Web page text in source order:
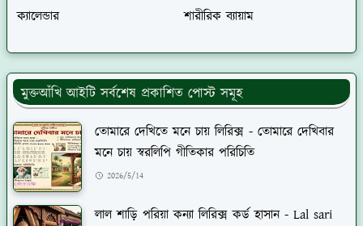
ক্যালেন্ডার
শারীরিক ব্যায়াম
মুক্তআঁখি আইটি সর্বশেষ প্রকাশিত পোস্ট সমূহ
তোমারে দেখিতে মনে চায় লিরিক্স - তোমারে দেখিবার
মনে চায় স্বরলিপি গীতিকার পরিচিতি
2026/5/14
লাল শাড়ি পরিয়া কন্যা লিরিক্স কর্ড হাসান - Lal sari